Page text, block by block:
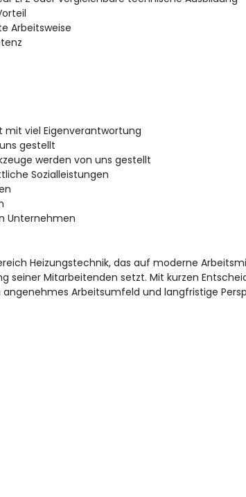
Arbeitsweise
mit viel Eigenverantwortung
gestellt
werden von uns gestellt
Sozialleistungen
Unternehmen
Heizungstechnik, das auf moderne
seiner Mitarbeitenden setzt. Mit kurzen
Arbeitsumfeld und langfristige